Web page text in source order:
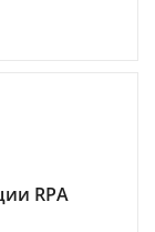
RPA